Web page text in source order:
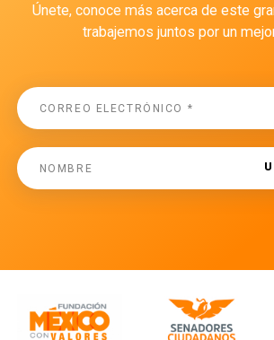
Únete, conoce más acerca de este
trabajemos juntos por un